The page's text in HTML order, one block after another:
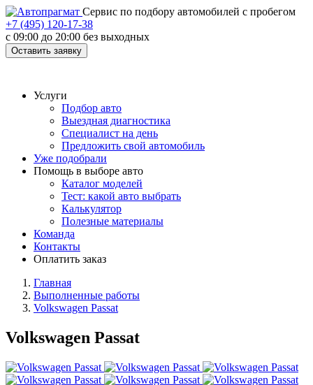
Cервис по подбору автомобилей с пробегом
+7 (495) 120-17-38
с 09:00 до 20:00 без выходных
Оставить заявку
Услуги
Подбор авто
Выездная диагностика
Специалист на день
Предложить свой автомобиль
Уже подобрали
Помощь в выборе авто
Каталог моделей
Тест: какой авто выбрать
Калькулятор
Полезные материалы
Команда
Контакты
Оплатить заказ
Главная
Выполненные работы
Volkswagen Passat
Volkswagen Passat